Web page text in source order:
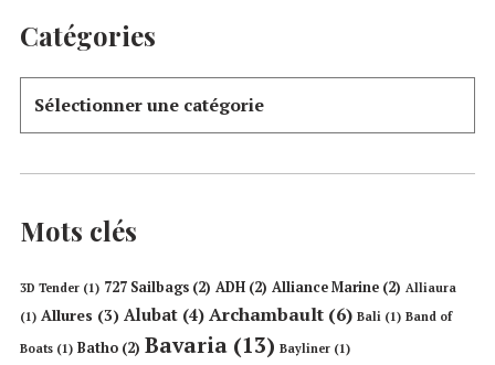
Catégories
Mots clés
3D Tender (1) 727 Sailbags (2) ADH (2) Alliance Marine (2) Alliaura
(1) Allures (3) Alubat (4) Archambault (6) Bali (1) Band of
Boats (1) Batho (2) Bavaria (13) Bayliner (1)